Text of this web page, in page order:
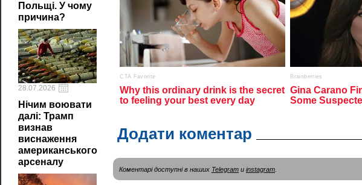
Польщі. У чому
причина?
28.07.2026
Нічим воювати
далі: Трамп
визнав
виснаження
американського
арсеналу
Додати коментар
Коментарі доступні в наших Telegram и instagram.